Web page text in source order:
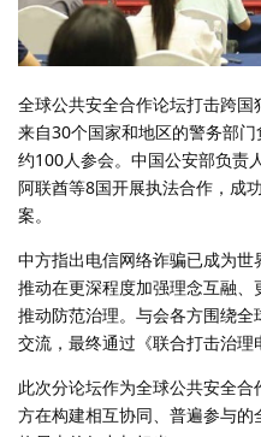
全球公共安全合作论坛打击跨国
来自30个国家和地区的警务部
约100人参会。中国公安部负责
阿联酋等8国开展执法合作，成
案。
中方指出电信网络诈骗已成为
推动在更深程度加强理念互融
推动防范治理。与会各方围绕
交流，最终通过《联合打击治理
此次分论坛作为全球公共安全
方在构建相互协同、普遍参与